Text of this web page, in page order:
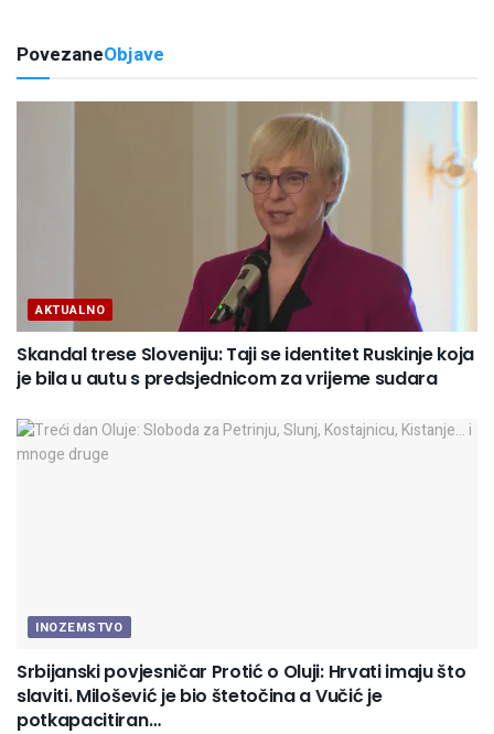
PovezaneObjave
AKTUALNO
Skandal trese Sloveniju: Taji se identitet Ruskinje koja
je bila u autu s predsjednicom za vrijeme sudara
INOZEMSTVO
Srbijanski povjesničar Protić o Oluji: Hrvati imaju što
slaviti. Milošević je bio štetočina a Vučić je
potkapacitiran…